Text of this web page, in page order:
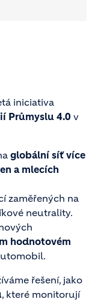
iniciativa
Průmyslu 4.0 v
globální síť více
a mlecích
zaměřených na
neutrality.
hodnotovém
řešení, jako
, které monitorují